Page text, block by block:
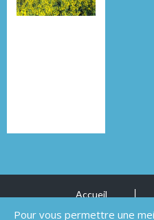
Accueil
Pour vous permettre une